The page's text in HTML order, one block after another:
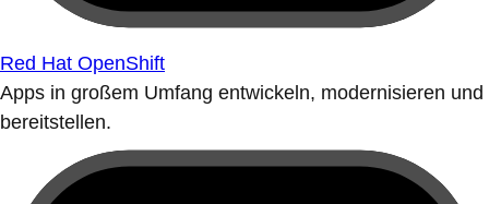
Red Hat OpenShift
Apps in großem Umfang entwickeln, modernisieren und
bereitstellen.